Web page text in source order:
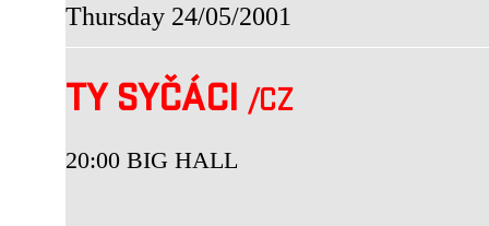
Thursday 24/05/2001
TY SYČÁCI /CZ
20:00 BIG HALL